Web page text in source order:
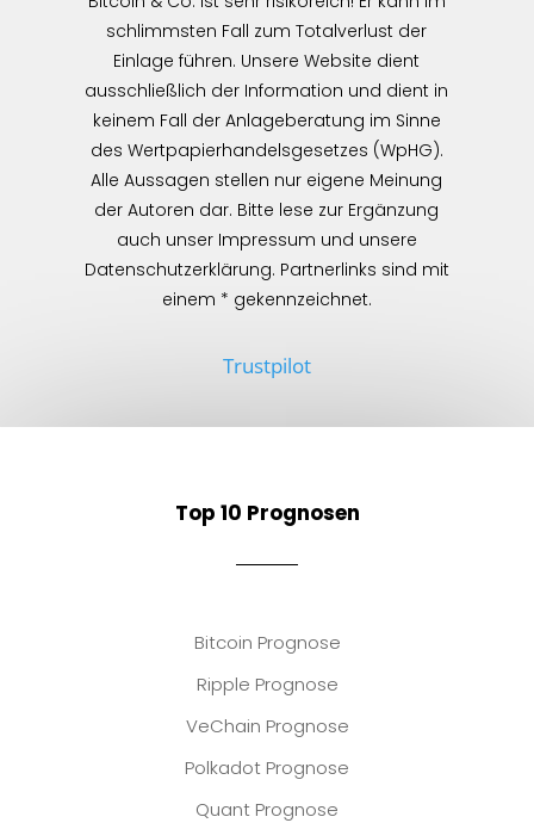
schlimmsten Fall zum Totalverlust der
Einlage führen. Unsere Website dient
ausschließlich der Information und dient in
keinem Fall der Anlageberatung im Sinne
des Wertpapierhandelsgesetzes (WpHG).
Alle Aussagen stellen nur eigene Meinung
der Autoren dar. Bitte lese zur Ergänzung
auch unser Impressum und unsere
Datenschutzerklärung. Partnerlinks sind mit
einem * gekennzeichnet.
Trustpilot
Top 10 Prognosen
Bitcoin Prognose
Ripple Prognose
VeChain Prognose
Polkadot Prognose
Quant Prognose